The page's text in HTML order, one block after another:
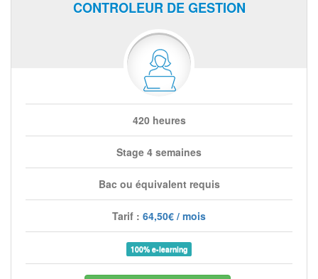
CONTROLEUR DE GESTION
420 heures
Stage 4 semaines
Bac ou équivalent requis
Tarif : 64,50€ / mois
100% e-learning